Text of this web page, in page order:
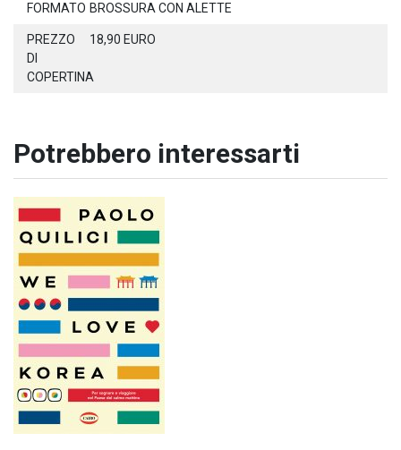
FORMATO BROSSURA CON ALETTE
PREZZO
DI
COPERTINA
18,90 EURO
Potrebbero interessarti